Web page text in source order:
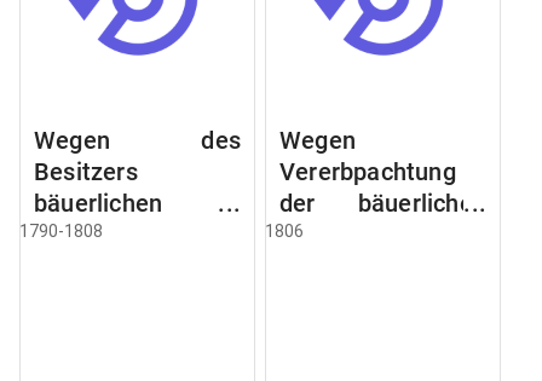
Wegen des
Besitzers
bäuerlichen
Grundstücke, den
1790-1808
Wegen
Vererbpachtung
der bäuerlichen
Grundstücke und
1806